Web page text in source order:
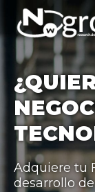
Adquiere tu
desarrollo